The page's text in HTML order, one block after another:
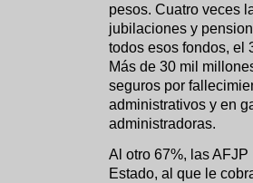
pesos. Cuatro veces
jubilaciones y
todos esos fondos, el
Más de 30 mil
seguros por
administrativos y en
administradoras.
Al otro 67%, las
Estado, al que le